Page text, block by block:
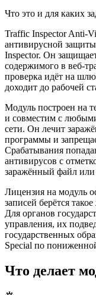
Что это и для каких
Traffic Inspector Anti-
антивирусной
Inspector. Он
содержимого в веб-
проверка идёт на
доходит до рабочей
Модуль построен на
и совместим с
сети. Он лечит
программы и
Срабатывания
антивирусов с
заражённый файл
Лицензия на модуль
записей берётся
Для органов
управления, их
государственных
Special по
Что делает